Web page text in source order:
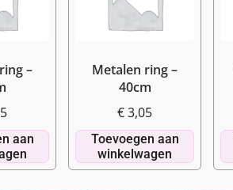
–
aan
Metalen ring –
40cm
€3,05
Toevoegen aan
winkelwagen